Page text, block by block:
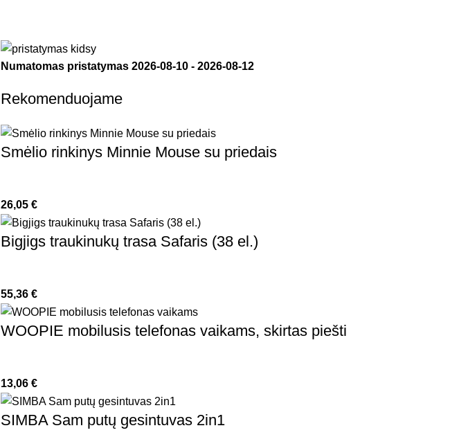
Numatomas pristatymas 2026-08-10 - 2026-08-12
Rekomenduojame
Smėlio rinkinys Minnie Mouse su priedais
26,05 €
Bigjigs traukinukų trasa Safaris (38 el.)
55,36 €
WOOPIE mobilusis telefonas vaikams, skirtas piešti
13,06 €
SIMBA Sam putų gesintuvas 2in1